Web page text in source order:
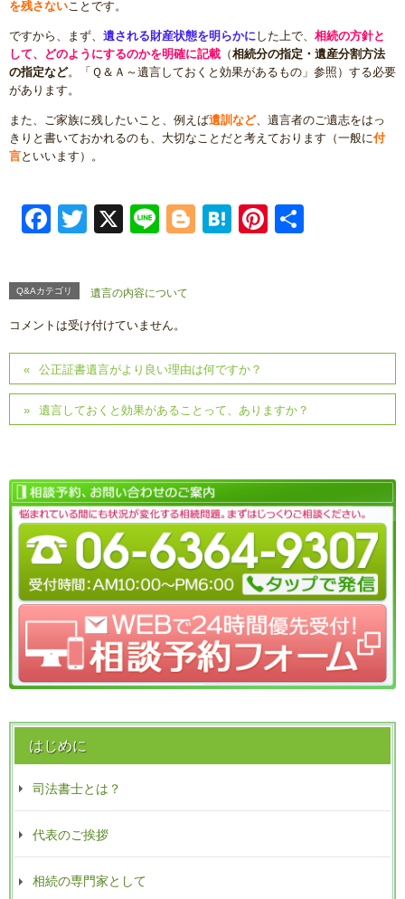
を残さないことです。
ですから、まず、 遺される財産状態を明らかにした上で、 相続の方針と
して、どのようにするのかを明確に記載 （相続分の指定・遺産分割方法
の指定など。「Ｑ＆Ａ～遺言しておくと効果があるもの」参照）する必要
があります。
また、ご家族に残したいこと、例えば遺訓など、遺言者のご遺志をはっ
きりと書いておかれるのも、大切なことだと考えております（一般に付
言といいます）。
Facebook
Twitter
X LineBlogger
HatenaPinterest
Q&Aカテゴリ 遺言の内容について
コメントは受け付けていません。
公正証書遺言がより良い理由は何ですか？
遺言しておくと効果があることって、ありますか？
はじめに
司法書士とは？
代表のご挨拶
相続の専門家として